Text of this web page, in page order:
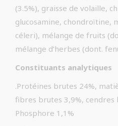
(3.5%), graisse de volaille,
glucosamine, chondroïtine,
céleri), mélange de fruits
mélange d’herbes (dont.
Constituants analytiques
.Protéines brutes 24%,
fibres brutes 3,9%, cendres
Phosphore 1,1%